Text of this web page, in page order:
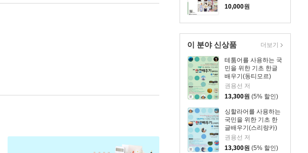
10,000원
이 분야 신상품
테툼어를 사용하는 국
민을 위한 기초 한글
배우기(동티모르)
권용선 저
13,300원 (5% 할인)
싱할라어를 사용하는
국민을 위한 기초 한
글배우기(스리랑카)
권용선 저
13,300원 (5% 할인)
더보기